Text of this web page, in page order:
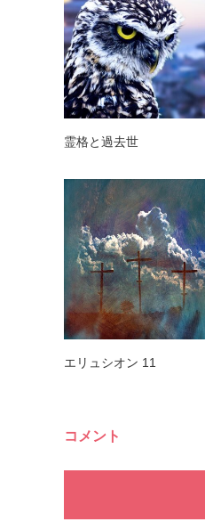
霊格と過去世
エリュシオン 11
コメント